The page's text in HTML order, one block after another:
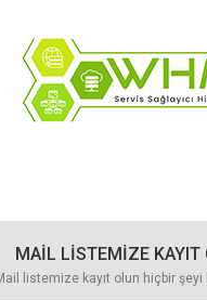
MAİL LİSTEMİZE KAYIT
listemize kayıt olun hiçbir şeyi